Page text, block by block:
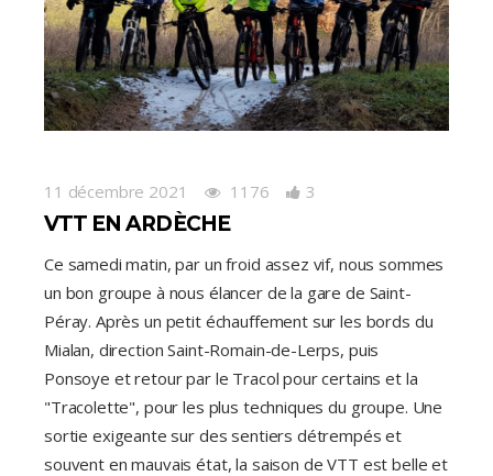
11 décembre 2021 1176 3
VTT EN ARDÈCHE
Ce samedi matin, par un froid assez vif, nous sommes
un bon groupe à nous élancer de la gare de Saint-
Péray. Après un petit échauffement sur les bords du
Mialan, direction Saint-Romain-de-Lerps, puis
Ponsoye et retour par le Tracol pour certains et la
"Tracolette", pour les plus techniques du groupe. Une
sortie exigeante sur des sentiers détrempés et
souvent en mauvais état, la saison de VTT est belle et